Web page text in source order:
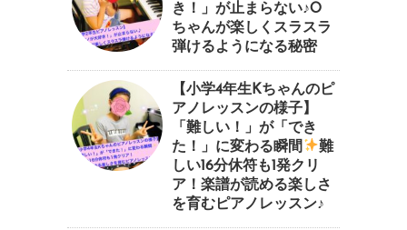
き！」が止まらない♪O
ちゃんが楽しくスラスラ
弾けるようになる秘密
【小学4年生Kちゃんのピ
アノレッスンの様子】
「難しい！」が「でき
た！」に変わる瞬間
⁠難
しい16分休符も1発クリ
ア！楽譜が読める楽しさ
を育むピアノレッスン♪⁠